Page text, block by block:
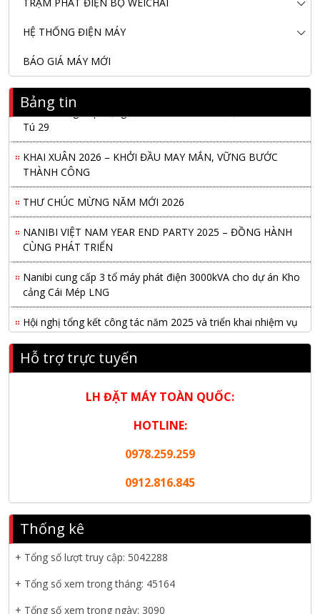
TRẠM PHÁT ĐIỆN BỘ WEICHAI
HỆ THỐNG ĐIỆN MÁY
BÁO GIÁ MÁY MỚI
Bảng tin
Nanibi Cung Cấp Động Cơ Weichai Cho Tàu Vận Tải Minh
Tú 29
KHAI XUÂN 2026 – KHỞI ĐẦU MAY MẮN, VỮNG BƯỚC
THÀNH CÔNG
THƯ CHÚC MỪNG NĂM MỚI 2026
NANIBI VIỆT NAM YEAR END PARTY 2025 – ĐỒNG HÀNH
CÙNG PHÁT TRIỂN
Nanibi cung cấp 3 tổ máy phát điện 3000kVA cho dự án Kho
cảng Cái Mép LNG
Hội nghị tổng kết công tác năm 2025 và triển khai nhiệm vụ
năm 2026 do chi hội tàu du lịch Hạ Long
NANIBI khai trương văn phòng Ninh Bình & kỷ niệm 15 năm
Nanibi Cung Cấp Động Cơ Weichai Cho Tàu Vận Tải Minh
KHAI XUÂN 2026 – KHỞI ĐẦU MAY MẮN, VỮNG BƯỚC
THÀNH CÔNG
THƯ CHÚC MỪNG NĂM MỚI 2026
CÙNG PHÁT TRIỂN
Hỗ trợ trực tuyến
LH ĐẶT MÁY TOÀN QUỐC:
HOTLINE:
0978.259.259
0912.816.845
Thống kê
+ Tổng số lượt truy cập: 5042288
+ Tổng số xem trong tháng: 45164
+ Tổng số xem trong ngày: 3090